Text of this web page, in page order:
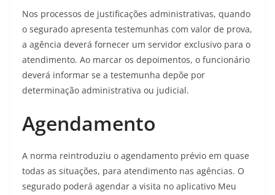
Nos processos de justificações administrativas, quando
o segurado apresenta testemunhas com valor de prova,
a agência deverá fornecer um servidor exclusivo para o
atendimento. Ao marcar os depoimentos, o funcionário
deverá informar se a testemunha depõe por
determinação administrativa ou judicial.
Agendamento
A norma reintroduziu o agendamento prévio em quase
todas as situações, para atendimento nas agências. O
segurado poderá agendar a visita no aplicativo Meu